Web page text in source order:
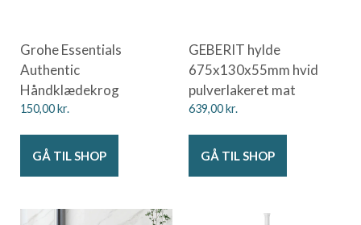
Grohe Essentials
Authentic
Håndklædekrog
150,00kr.
GÅ TIL SHOP
GEBERIT hylde
675x130x55mm hvid
pulverlakeret mat
639,00kr.
GÅ TIL SHOP